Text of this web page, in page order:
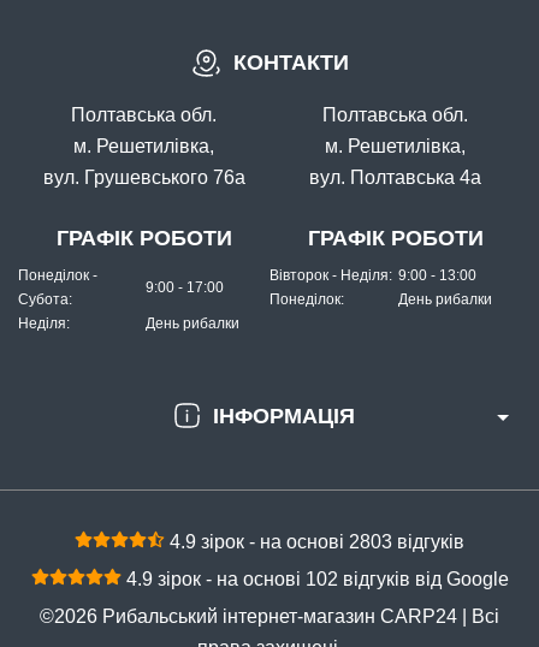
33 грн
Садок для риби на зеленій затяжці
Маг: 4 шт Базар: 3 шт Склад: 77 шт
КУПИТИ
ІНФОРМАЦІЯ
КОНТАКТИ
Полтавська обл.
м. Решетилівка,
вул. Грушевського 76а
ГРАФІК РОБОТИ
Понеділок -
Субота:
9:00 - 17:00
Неділя: День рибалки
Полтавська обл.
м. Решетилівка,
вул. Полтавська 4а
ГРАФІК РОБОТИ
Вівторок - Неділя: 9:00 - 13:00
Понеділок:
День рибалки
4.9 зірок - на основі 2803 відгуків
4.9 зірок - на основі 102 відгуків від Google
©2026 Рибальський інтернет-магазин CARP24 | Всі